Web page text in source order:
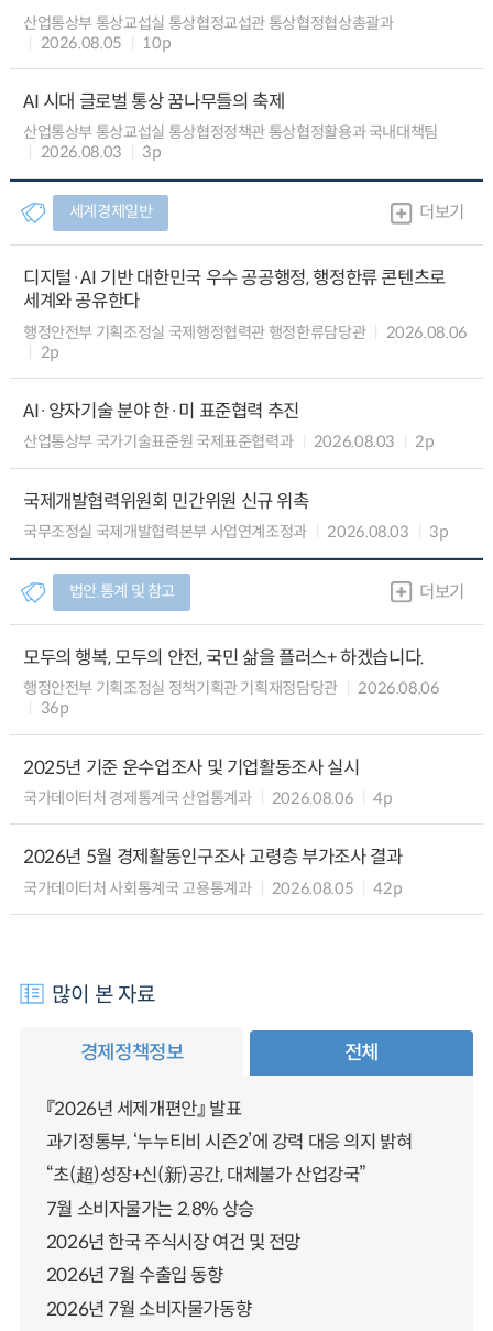
산업통상부 통상교섭실 통상협정교섭관 통상협정협상총괄과
2026.08.05
10p
AI 시대 글로벌 통상 꿈나무들의 축제
산업통상부 통상교섭실 통상협정정책관 통상협정활용과 국내대책팀
2026.08.03
3p
세계경제일반 더보기
디지털·AI 기반 대한민국 우수 공공행정, 행정한류 콘텐츠로
세계와 공유한다
행정안전부 기획조정실 국제행정협력관 행정한류담당관
2026.08.06
2p
AI·양자기술 분야 한·미 표준협력 추진
산업통상부 국가기술표준원 국제표준협력과 2026.08.03 2p
국제개발협력위원회 민간위원 신규 위촉
국무조정실 국제개발협력본부 사업연계조정과 2026.08.03 3p
법안.통계 및 참고 더보기
모두의 행복, 모두의 안전, 국민 삶을 플러스+ 하겠습니다.
행정안전부 기획조정실 정책기획관 기획재정담당관
2026.08.06
36p
2025년 기준 운수업조사 및 기업활동조사 실시
국가데이터처 경제통계국 산업통계과 2026.08.06 4p
2026년 5월 경제활동인구조사 고령층 부가조사 결과
국가데이터처 사회통계국 고용통계과 2026.08.05 42p
많이 본 자료
경제정책정보 전체
『2026년 세제개편안』 발표
과기정통부, ‘누누티비 시즌2’에 강력 대응 의지 밝혀
“초(超)성장+신(新)공간, 대체불가 산업강국”
7월 소비자물가는 2.8% 상승
2026년 한국 주식시장 여건 및 전망
2026년 7월 수출입 동향
2026년 7월 소비자물가동향